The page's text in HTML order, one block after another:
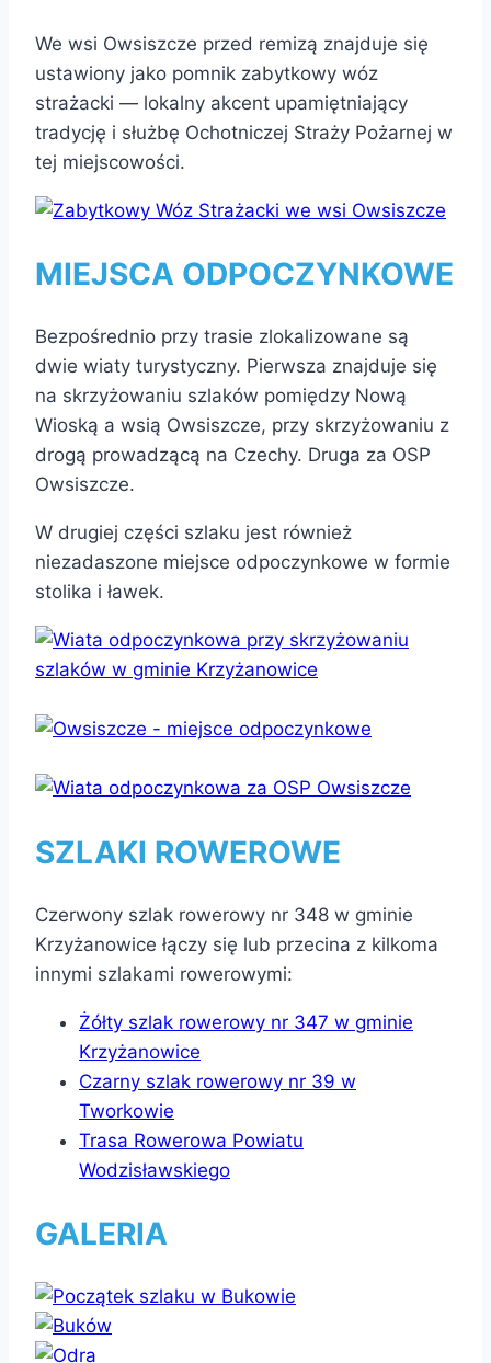
We wsi Owsiszcze przed remizą znajduje się
ustawiony jako pomnik zabytkowy wóz
strażacki — lokalny akcent upamiętniający
tradycję i służbę Ochotniczej Straży Pożarnej w
tej miejscowości.
MIEJSCA ODPOCZYNKOWE
Bezpośrednio przy trasie zlokalizowane są
dwie wiaty turystyczny. Pierwsza znajduje się
na skrzyżowaniu szlaków pomiędzy Nową
Wioską a wsią Owsiszcze, przy skrzyżowaniu z
drogą prowadzącą na Czechy. Druga za OSP
Owsiszcze.
W drugiej części szlaku jest również
niezadaszone miejsce odpoczynkowe w formie
stolika i ławek.
SZLAKI ROWEROWE
Czerwony szlak rowerowy nr 348 w gminie
Krzyżanowice łączy się lub przecina z kilkoma
innymi szlakami rowerowymi:
Żółty szlak rowerowy nr 347 w gminie
Krzyżanowice
Czarny szlak rowerowy nr 39 w
Tworkowie
Trasa Rowerowa Powiatu
Wodzisławskiego
GALERIA